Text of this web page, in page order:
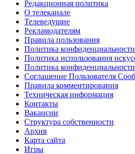
Редакционная политика
О телеканале
Телеведущие
Рекламодателям
Правила пользования
Политика конфиденциальности
Политика использования
Политика
Соглашение Пользователя
Правила комментирования
Техническая информация
Контакты
Вакансии
Структура собственности
Архив
Карта сайта
Игры